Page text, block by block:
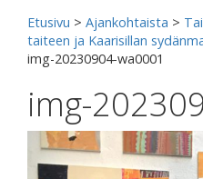
Etusivu > Ajankohtaista >
taiteen ja Kaarisillan
img-20230904-wa0001
img-